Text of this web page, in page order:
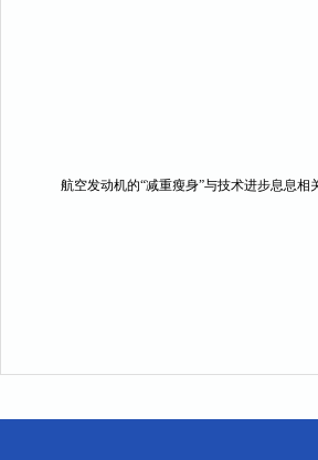
航空发动机的“减重瘦身”与技术进步息息